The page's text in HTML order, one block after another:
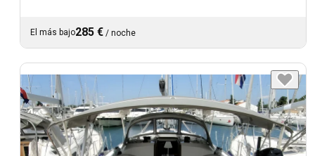
El más bajo285 € / noche